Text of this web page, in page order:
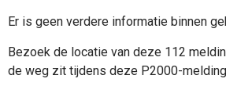
Er is geen verdere informatie binnen
Bezoek de locatie van deze 112
de weg zit tijdens deze P2000-